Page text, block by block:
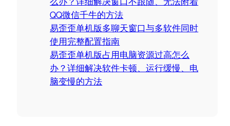
QQ微信千牛的方法
易歪歪单机版多聊天窗口与多软件同时
使用完整配置指南
易歪歪单机版占用电脑资源过高怎么
办？详细解决软件卡顿、运行缓慢、电
脑变慢的方法